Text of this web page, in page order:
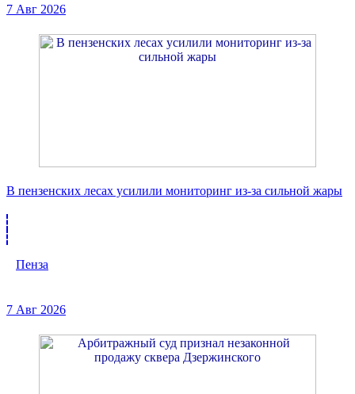
7 Авг 2026
В пензенских лесах усилили мониторинг из-за сильной жары
Пенза
7 Авг 2026